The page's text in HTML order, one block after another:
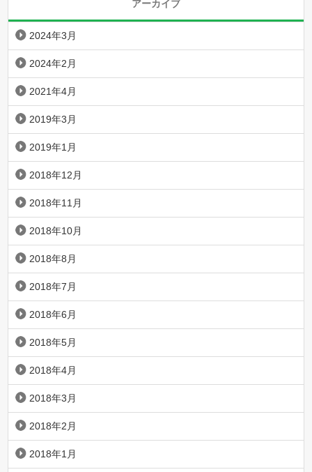
アーカイブ
2024年3月
2024年2月
2021年4月
2019年3月
2019年1月
2018年12月
2018年11月
2018年10月
2018年8月
2018年7月
2018年6月
2018年5月
2018年4月
2018年3月
2018年2月
2018年1月